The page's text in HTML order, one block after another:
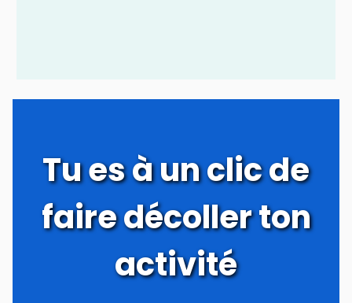
Tu es à un clic de
faire décoller ton
activité